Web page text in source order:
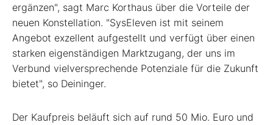
ergänzen", sagt Marc Korthaus über die Vorteile der
neuen Konstellation. "SysEleven ist mit seinem
Angebot exzellent aufgestellt und verfügt über einen
starken eigenständigen Marktzugang, der uns im
Verbund vielversprechende Potenziale für die Zukunft
bietet", so Deininger.
Der Kaufpreis beläuft sich auf rund 50 Mio. Euro und